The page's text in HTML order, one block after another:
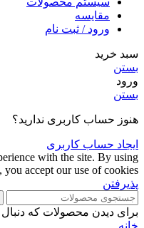
مقایسه
ورود / ثبت نام
سبد خرید
بستن
ورود
بستن
هنوز حساب کاربری ندارید؟
ایجاد حساب کاربری
with the site. By using
you accept our use of cookies.
پذیرفتن
برای دیدن محصولات که دنبال